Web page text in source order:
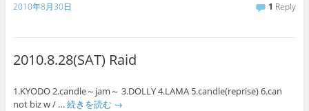
2010年8月30日 1 Reply
2010.8.28(SAT) Raid
1.KYODO 2.candle～jam～ 3.DOLLY 4.LAMA 5.candle(reprise) 6.can
not biz w / … 続きを読む →